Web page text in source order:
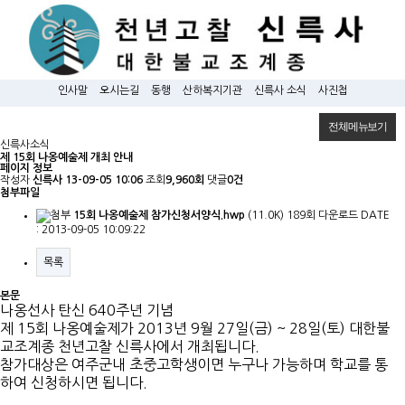
인사말 오시는길 동행 산하복지기관 신륵사 소식 사진첩
전체메뉴보기
신륵사소식
제 15회 나옹예술제 개최 안내
페이지 정보
작성자 신륵사 13-09-05 10:06 조회9,960회 댓글0건
첨부파일
15회 나옹예술제 참가신청서양식.hwp (11.0K) 189회 다운로드 DATE
: 2013-09-05 10:09:22
목록
본문
나옹선사 탄신 640주년 기념
제 15회 나옹예술제가 2013년 9월 27일(금) ~ 28일(토) 대한불
교조계종 천년고찰 신륵사에서 개최됩니다.
참가대상은 여주군내 초중고학생이면 누구나 가능하며 학교를 통
하여 신청하시면 됩니다.